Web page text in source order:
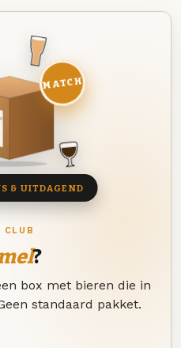
CLUB
?
box met bieren die in
standaard pakket.
MATCH
& UITDAGEND